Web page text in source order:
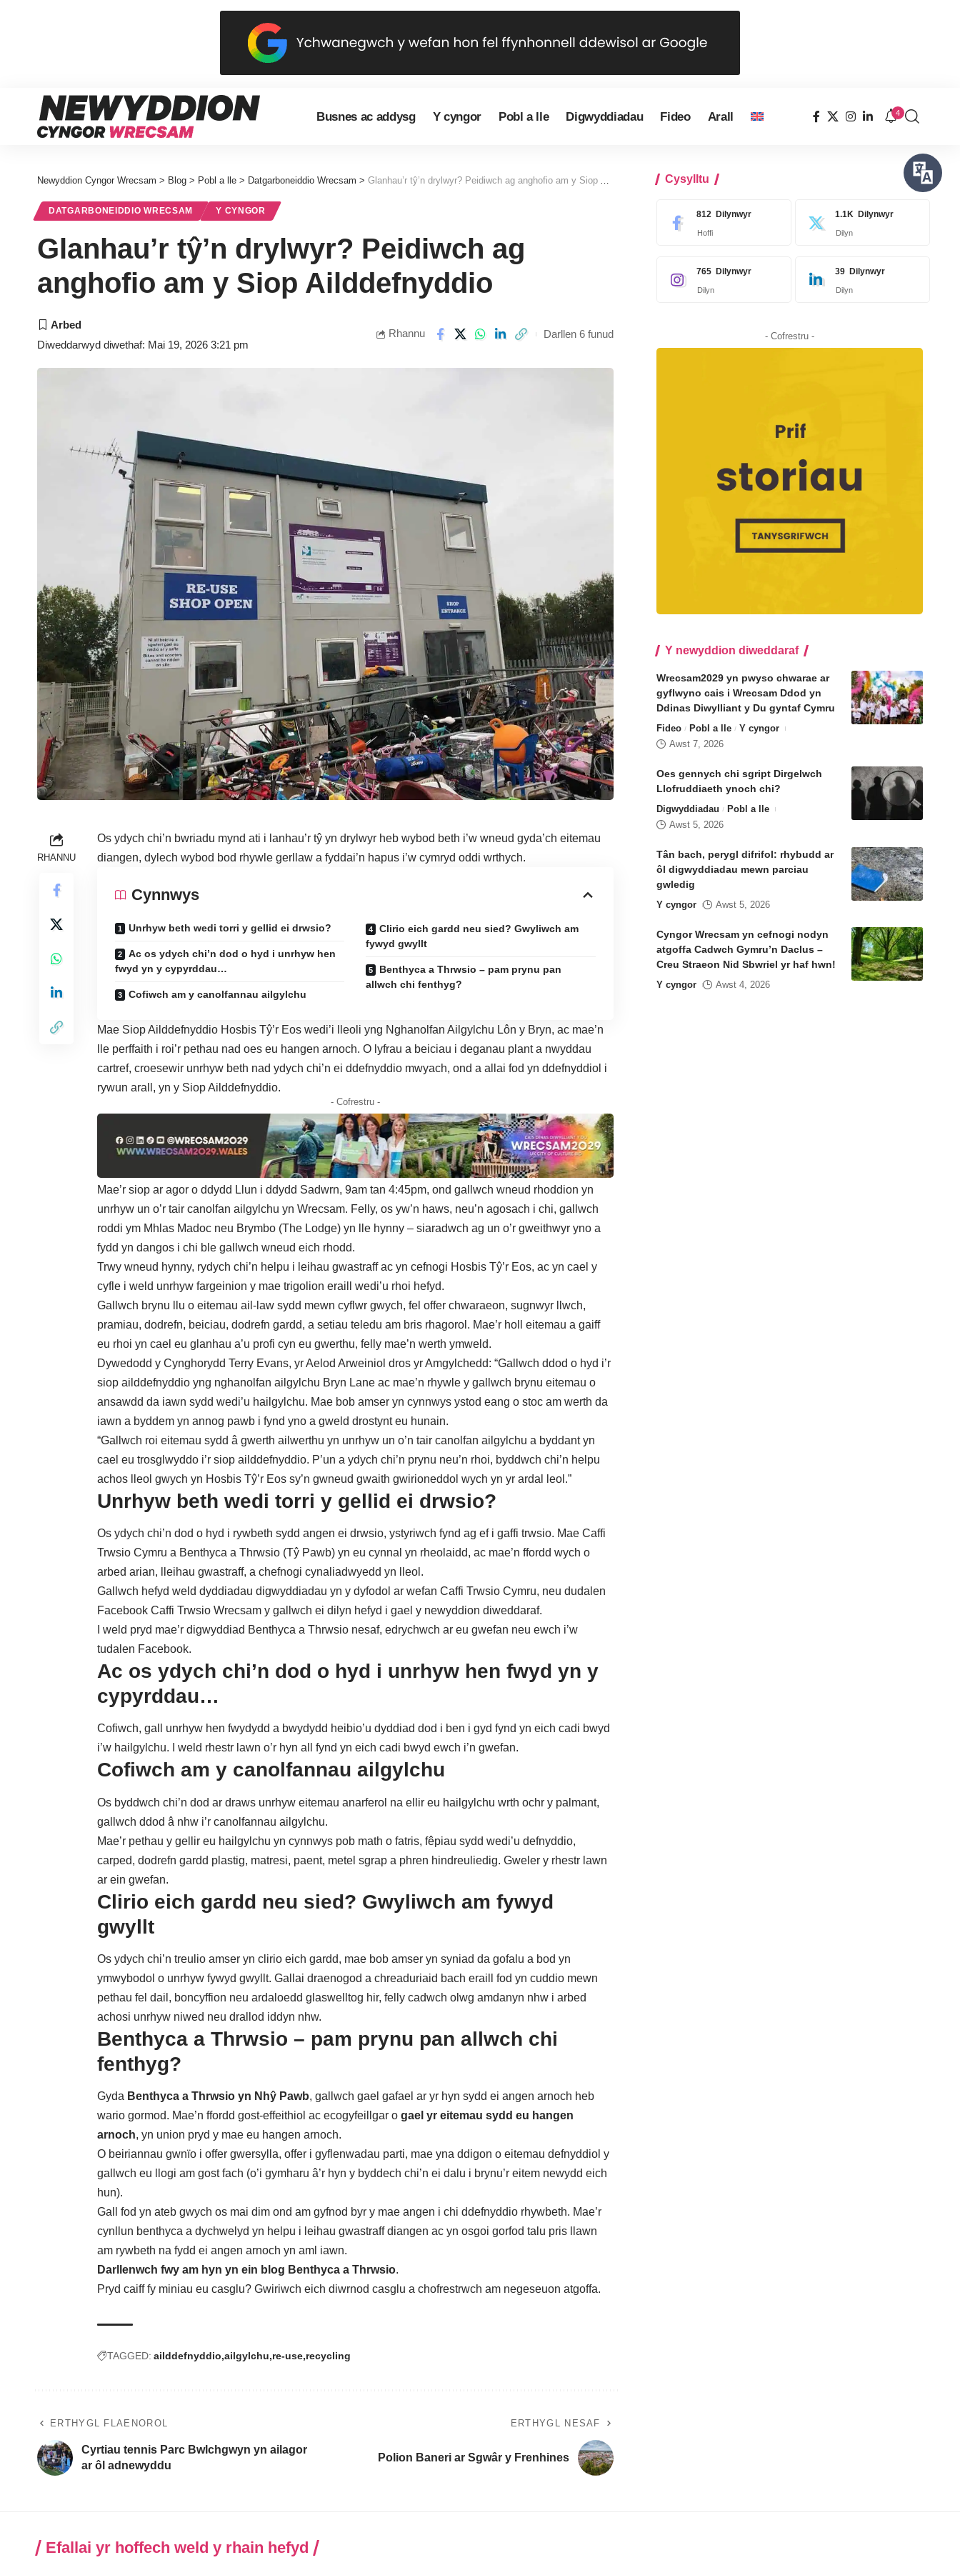
Busnes ac addysg Y cyngor Pobl a lle Digwyddiadau Fideo Arall 4
Newyddion Cyngor Wrecsam > Blog > Pobl a lle > Datgarboneiddio Wrecsam > Glanhau’r tŷ’n drylwyr? Peidiwch ag anghofio am y Siop Ailddefnyddio
DATGARBONEIDDIO WRECSAM Y CYNGOR
Glanhau’r tŷ’n drylwyr? Peidiwch ag
anghofio am y Siop Ailddefnyddio
Diweddarwyd diwethaf: Mai 19, 2026 3:21 pm
Rhannu Darllen 6 funud
RHANNU
Os ydych chi’n bwriadu mynd ati i lanhau’r tŷ yn drylwyr heb wybod beth i’w wneud gyda’ch eitemau
diangen, dylech wybod bod rhywle gerllaw a fyddai’n hapus i’w cymryd oddi wrthych.
Cynnwys
Unrhyw beth wedi torri y gellid ei drwsio?
Ac os ydych chi’n dod o hyd i unrhyw hen
fwyd yn y cypyrddau…
Cofiwch am y canolfannau ailgylchu
Clirio eich gardd neu sied? Gwyliwch am
fywyd gwyllt
Benthyca a Thrwsio – pam prynu pan
allwch chi fenthyg?
Mae Siop Ailddefnyddio Hosbis Tŷ’r Eos wedi’i lleoli yng Nghanolfan Ailgylchu Lôn y Bryn, ac mae’n
lle perffaith i roi’r pethau nad oes eu hangen arnoch. O lyfrau a beiciau i deganau plant a nwyddau
cartref, croesewir unrhyw beth nad ydych chi’n ei ddefnyddio mwyach, ond a allai fod yn ddefnyddiol i
rywun arall, yn y Siop Ailddefnyddio.
- Cofrestru -
Mae’r siop ar agor o ddydd Llun i ddydd Sadwrn, 9am tan 4:45pm, ond gallwch wneud rhoddion yn
unrhyw un o’r tair canolfan ailgylchu yn Wrecsam. Felly, os yw’n haws, neu’n agosach i chi, gallwch
roddi ym Mhlas Madoc neu Brymbo (The Lodge) yn lle hynny – siaradwch ag un o’r gweithwyr yno a
fydd yn dangos i chi ble gallwch wneud eich rhodd.
Trwy wneud hynny, rydych chi’n helpu i leihau gwastraff ac yn cefnogi Hosbis Tŷ’r Eos, ac yn cael y
cyfle i weld unrhyw fargeinion y mae trigolion eraill wedi’u rhoi hefyd.
Gallwch brynu llu o eitemau ail-law sydd mewn cyflwr gwych, fel offer chwaraeon, sugnwyr llwch,
pramiau, dodrefn, beiciau, dodrefn gardd, a setiau teledu am bris rhagorol. Mae’r holl eitemau a gaiff
eu rhoi yn cael eu glanhau a’u profi cyn eu gwerthu, felly mae’n werth ymweld.
Dywedodd y Cynghorydd Terry Evans, yr Aelod Arweiniol dros yr Amgylchedd: “Gallwch ddod o hyd i’r
siop ailddefnyddio yng nghanolfan ailgylchu Bryn Lane ac mae’n rhywle y gallwch brynu eitemau o
ansawdd da iawn sydd wedi’u hailgylchu. Mae bob amser yn cynnwys ystod eang o stoc am werth da
iawn a byddem yn annog pawb i fynd yno a gweld drostynt eu hunain.
“Gallwch roi eitemau sydd â gwerth ailwerthu yn unrhyw un o’n tair canolfan ailgylchu a byddant yn
cael eu trosglwyddo i’r siop ailddefnyddio. P’un a ydych chi’n prynu neu’n rhoi, byddwch chi’n helpu
achos lleol gwych yn Hosbis Tŷ’r Eos sy’n gwneud gwaith gwirioneddol wych yn yr ardal leol.”
Unrhyw beth wedi torri y gellid ei drwsio?
Os ydych chi’n dod o hyd i rywbeth sydd angen ei drwsio, ystyriwch fynd ag ef i gaffi trwsio. Mae Caffi
Trwsio Cymru a Benthyca a Thrwsio (Tŷ Pawb) yn eu cynnal yn rheolaidd, ac mae’n ffordd wych o
arbed arian, lleihau gwastraff, a chefnogi cynaliadwyedd yn lleol.
Gallwch hefyd weld dyddiadau digwyddiadau yn y dyfodol ar wefan Caffi Trwsio Cymru, neu dudalen
Facebook Caffi Trwsio Wrecsam y gallwch ei dilyn hefyd i gael y newyddion diweddaraf.
I weld pryd mae’r digwyddiad Benthyca a Thrwsio nesaf, edrychwch ar eu gwefan neu ewch i’w
tudalen Facebook.
Ac os ydych chi’n dod o hyd i unrhyw hen fwyd yn y
cypyrddau…
Cofiwch, gall unrhyw hen fwydydd a bwydydd heibio’u dyddiad dod i ben i gyd fynd yn eich cadi bwyd
i’w hailgylchu. I weld rhestr lawn o’r hyn all fynd yn eich cadi bwyd ewch i’n gwefan.
Cofiwch am y canolfannau ailgylchu
Os byddwch chi’n dod ar draws unrhyw eitemau anarferol na ellir eu hailgylchu wrth ochr y palmant,
gallwch ddod â nhw i’r canolfannau ailgylchu.
Mae’r pethau y gellir eu hailgylchu yn cynnwys pob math o fatris, fêpiau sydd wedi’u defnyddio,
carped, dodrefn gardd plastig, matresi, paent, metel sgrap a phren hindreuliedig. Gweler y rhestr lawn
ar ein gwefan.
Clirio eich gardd neu sied? Gwyliwch am fywyd
gwyllt
Os ydych chi’n treulio amser yn clirio eich gardd, mae bob amser yn syniad da gofalu a bod yn
ymwybodol o unrhyw fywyd gwyllt. Gallai draenogod a chreaduriaid bach eraill fod yn cuddio mewn
pethau fel dail, boncyffion neu ardaloedd glaswelltog hir, felly cadwch olwg amdanyn nhw i arbed
achosi unrhyw niwed neu drallod iddyn nhw.
Benthyca a Thrwsio – pam prynu pan allwch chi
fenthyg?
Gyda Benthyca a Thrwsio yn Nhŷ Pawb, gallwch gael gafael ar yr hyn sydd ei angen arnoch heb
wario gormod. Mae’n ffordd gost-effeithiol ac ecogyfeillgar o gael yr eitemau sydd eu hangen
arnoch, yn union pryd y mae eu hangen arnoch.
O beiriannau gwnïo i offer gwersylla, offer i gyflenwadau parti, mae yna ddigon o eitemau defnyddiol y
gallwch eu llogi am gost fach (o’i gymharu â’r hyn y byddech chi’n ei dalu i brynu’r eitem newydd eich
hun).
Gall fod yn ateb gwych os mai dim ond am gyfnod byr y mae angen i chi ddefnyddio rhywbeth. Mae’r
cynllun benthyca a dychwelyd yn helpu i leihau gwastraff diangen ac yn osgoi gorfod talu pris llawn
am rywbeth na fydd ei angen arnoch yn aml iawn.
Darllenwch fwy am hyn yn ein blog Benthyca a Thrwsio.
Pryd caiff fy miniau eu casglu? Gwiriwch eich diwrnod casglu a chofrestrwch am negeseuon atgoffa.
TAGGED: ailddefnyddio ailgylchu re-use recycling
ERTHYGL FLAENOROL
Cyrtiau tennis Parc Bwlchgwyn yn ailagor
ar ôl adnewyddu
ERTHYGL NESAF
Polion Baneri ar Sgwâr y Frenhines
Cysylltu
812 Dilynwyr
Hoffi
1.1K Dilynwyr
Dilyn
765 Dilynwyr
Dilyn
39 Dilynwyr
Dilyn
- Cofrestru -
Y newyddion diweddaraf
Wrecsam2029 yn pwyso chwarae ar
gyflwyno cais i Wrecsam Ddod yn
Ddinas Diwylliant y Du gyntaf Cymru
Fideo Pobl a lle
Y cyngor
Awst 7, 2026
Oes gennych chi sgript Dirgelwch
Llofruddiaeth ynoch chi?
Digwyddiadau
Pobl a lle
Awst 5, 2026
Tân bach, perygl difrifol: rhybudd ar
ôl digwyddiadau mewn parciau
gwledig
Y cyngor Awst 5, 2026
Cyngor Wrecsam yn cefnogi nodyn
atgoffa Cadwch Gymru’n Daclus –
Creu Straeon Nid Sbwriel yr haf hwn!
Y cyngor Awst 4, 2026
Efallai yr hoffech weld y rhain hefyd